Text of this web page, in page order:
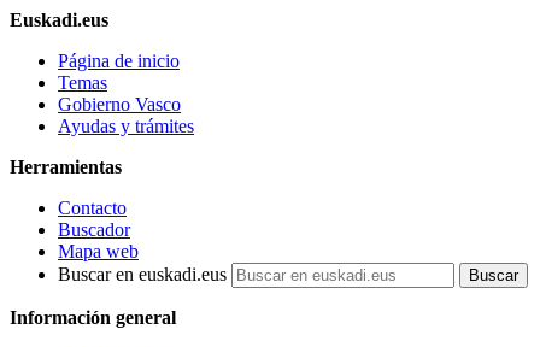
Euskadi.eus
Página de inicio
Temas
Gobierno Vasco
Ayudas y trámites
Herramientas
Contacto
Buscador
Mapa web
Buscar en euskadi.eus
Información general